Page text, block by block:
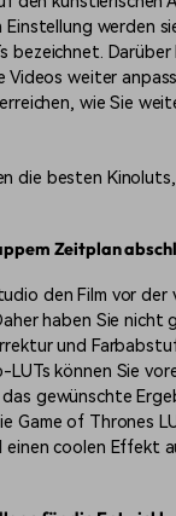
Einstellung werden
bezeichnet. Darüber
Videos weiter
wie Sie
die besten
Zeitplan
den Film vor der
haben Sie nicht
und
LUTs können Sie
gewünschte
Game of Thrones
einen coolen Effekt